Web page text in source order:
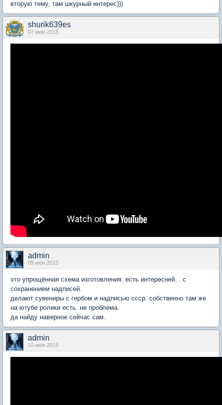
вторую тему, там шкурный интерес)))
shurik639es
07 июн 2015
admin
09 июн 2015
это упрощённая схема изготовления. есть интересней... с
сохранением надписей.
делают сувениры с гербом и надписью ссср. собственно там же
на ютубе ролики есть. не проблема.
да найду наверное сейчас сам.
admin
10 июн 2015